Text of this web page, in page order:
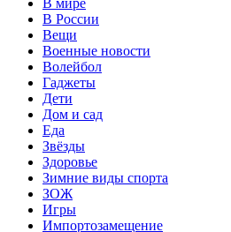
В России
Вещи
Военные новости
Волейбол
Гаджеты
Дети
Дом и сад
Еда
Звёзды
Здоровье
Зимние виды спорта
ЗОЖ
Игры
Импортозамещение